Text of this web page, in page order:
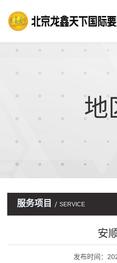
地
服务项目 SERVICE
安
发布时间：